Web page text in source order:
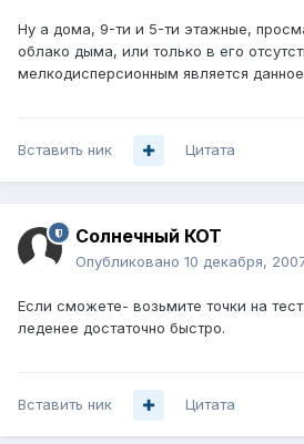
Ну а дома, 9-ти и 5-ти этажные,
облако дыма, или только в его
мелкодисперсионным является
Вставить ник Цитата
Солнечный КОТ
Опубликовано 10 декабря,
Если сможете- возьмите точки на
леденее достаточно быстро.
Вставить ник Цитата